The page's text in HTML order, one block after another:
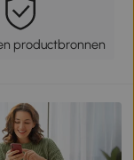
productbronnen